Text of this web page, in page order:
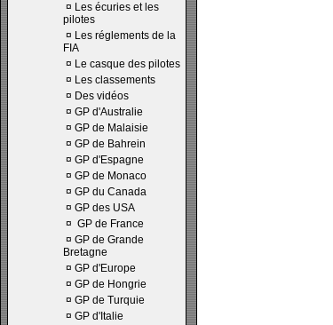
¤ Les écuries et les
pilotes
¤ Les réglements de la
FIA
¤ Le casque des pilotes
¤ Les classements
¤ Des vidéos
¤ GP d'Australie
¤ GP de Malaisie
¤ GP de Bahrein
¤ GP d'Espagne
¤ GP de Monaco
¤ GP du Canada
¤ GP des USA
¤ GP de France
¤ GP de Grande
Bretagne
¤ GP d'Europe
¤ GP de Hongrie
¤ GP de Turquie
¤ GP d'Italie